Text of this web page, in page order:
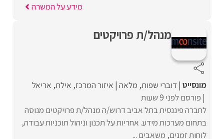
מידע על המשרה
מנהל/ת פרויקטים
מונסייט דוברי שפות מלאה איזור המרכז אילת אריאל
פורסם לפני 9 שעות
לחברה פיננסית בתל אביב דרוש/ה מנהל/ת פרויקטים מנוסה
בתחום מערכות מידע. אחריות על תכנון וניהול תוכניות עבודה,
לוחות זמנים, משאבים ...